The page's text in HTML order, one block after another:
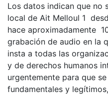
Los datos indican que no
local de Ait Melloul 1
hace aproximadamente
grabación de audio en la
insta a todas las
y de derechos humanos
urgentemente para que
fundamentales y